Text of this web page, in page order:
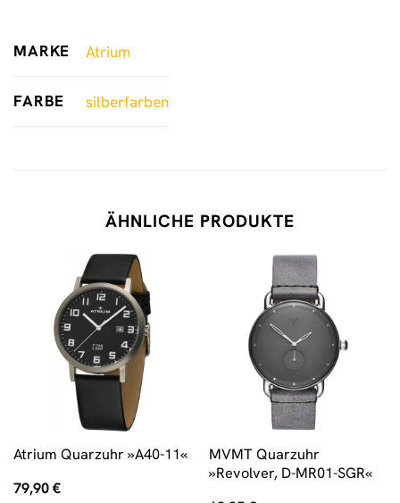
MARKE Atrium
FARBE silberfarben
ÄHNLICHE PRODUKTE
Atrium Quarzuhr »A40-11«
79,90€
MVMT Quarzuhr
»Revolver, D-MR01-SGR«